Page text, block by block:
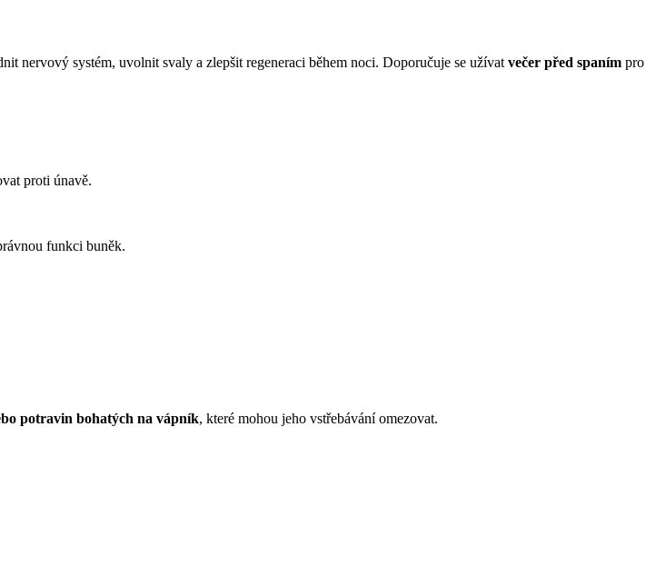
nervový systém, uvolnit svaly a zlepšit regeneraci během noci. Doporučuje se užívat večer před spaním pro
proti únavě.
funkci buněk.
potravin bohatých na vápník, které mohou jeho vstřebávání omezovat.